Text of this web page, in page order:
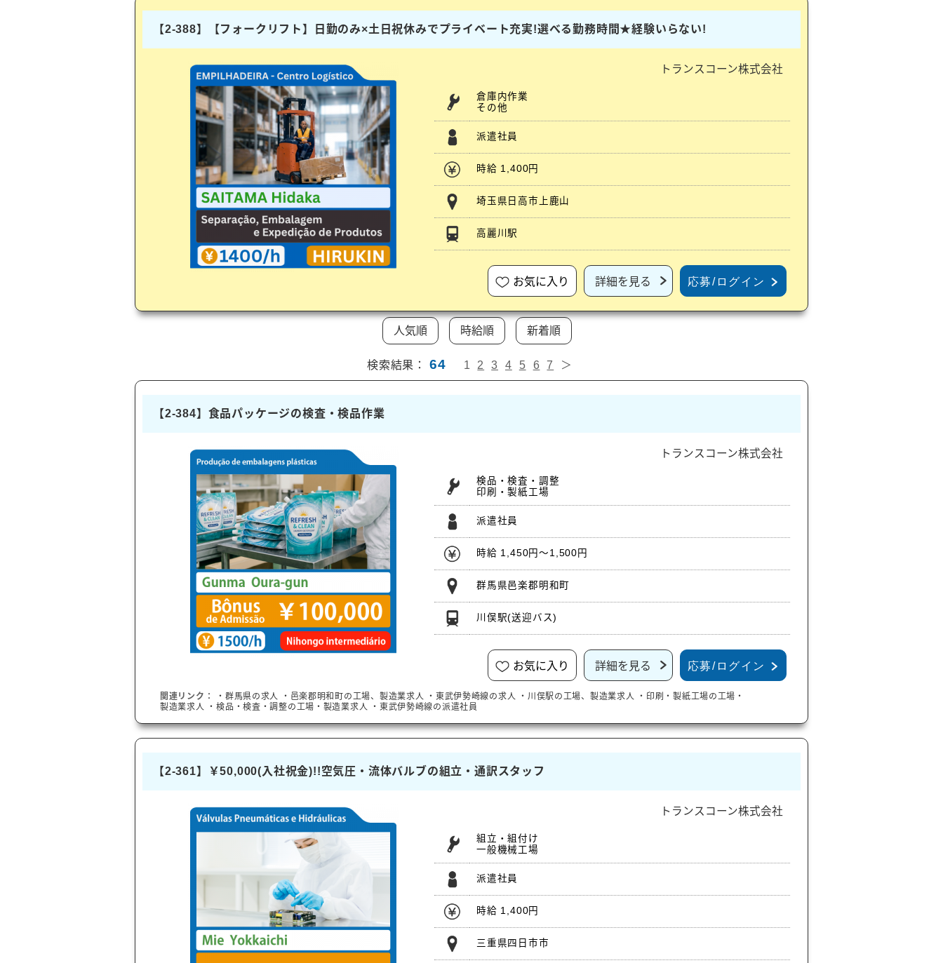
【2-388】【フォークリフト】日勤のみ×土日祝休みでプライベート充実!選べる勤務時間★経験いらない!
トランスコーン株式会社
倉庫内作業
その他
派遣社員
時給 1,400円
埼玉県日高市上鹿山
高麗川駅
お気に入り 詳細を見る 応募/ログイン
人気順 時給順 新着順
検索結果： 64 1 2 3 4 5 6 7 ＞
【2-384】食品パッケージの検査・検品作業
トランスコーン株式会社
検品・検査・調整
印刷・製紙工場
派遣社員
時給 1,450円～1,500円
群馬県邑楽郡明和町
川俣駅(送迎バス)
お気に入り 詳細を見る 応募/ログイン
関連リンク： ・ 群馬県の求人 ・ 邑楽郡明和町の工場、製造業求人 ・ 東武伊勢崎線 の求人 ・ 川俣駅 の工場、製造業求人
・印刷・製紙工場の工場・
製造業求人
・検品・検査・調整の工場・製造業求人 ・ 東武伊勢崎線 の派遣社員
【2-361】￥50,000(入社祝金)!!空気圧・流体バルブの組立・通訳スタッフ
トランスコーン株式会社
組立・組付け
一般機械工場
派遣社員
時給 1,400円
三重県四日市市